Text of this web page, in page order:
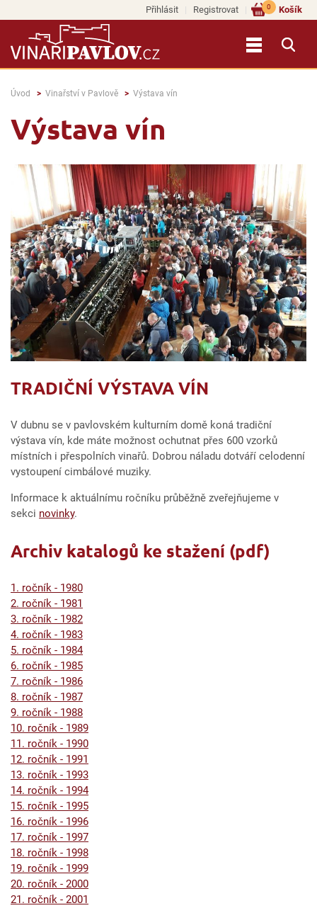
Přihlásit Registrovat Košík
0
Úvod Vinařství v Pavlově Výstava vín
Výstava vín
TRADIČNÍ VÝSTAVA VÍN
V dubnu se v pavlovském kulturním domě koná tradiční
výstava vín, kde máte možnost ochutnat přes 600 vzorků
místních i přespolních vinařů. Dobrou náladu dotváří celodenní
vystoupení cimbálové muziky.
Informace k aktuálnímu ročníku průběžně zveřejňujeme v
sekci novinky.
Archiv katalogů ke stažení (pdf)
1. ročník - 1980
2. ročník - 1981
3. ročník - 1982
4. ročník - 1983
5. ročník - 1984
6. ročník - 1985
7. ročník - 1986
8. ročník - 1987
9. ročník - 1988
10. ročník - 1989
11. ročník - 1990
12. ročník - 1991
13. ročník - 1993
14. ročník - 1994
15. ročník - 1995
16. ročník - 1996
17. ročník - 1997
18. ročník - 1998
19. ročník - 1999
20. ročník - 2000
21. ročník - 2001